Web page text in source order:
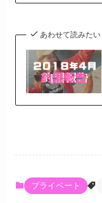
あわせて読みたい
プライベート